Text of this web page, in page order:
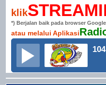
klik
*) Berjalan baik pada browser
atau melalui Aplikasi